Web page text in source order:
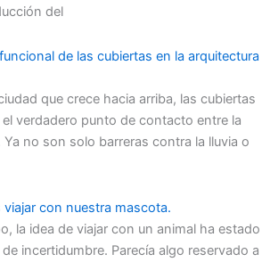
del
de las cubiertas en la arquitectura
que crece hacia arriba, las cubiertas
verdadero punto de contacto entre la
no son solo barreras contra la lluvia o
con nuestra mascota.
la idea de viajar con un animal ha estado
incertidumbre. Parecía algo reservado a